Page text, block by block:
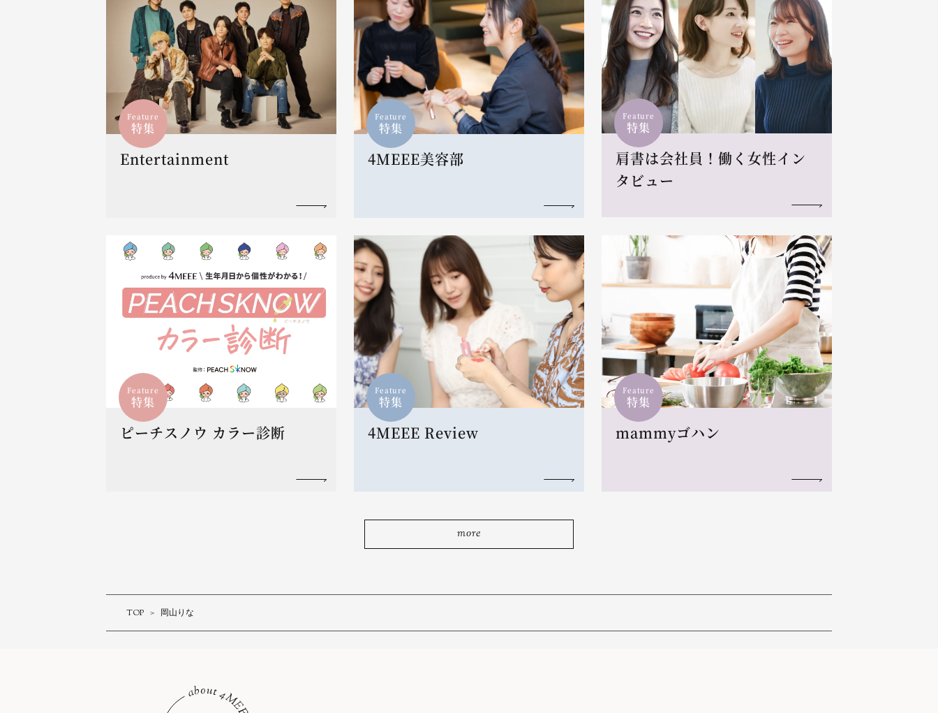
Feature
特集
Entertainment
Feature
特集
4MEEE美容部
Feature
特集
肩書は会社員！働く女性イン
タビュー
Feature
特集
ピーチスノウ カラー診断
Feature
特集
4MEEE Review
Feature
特集
mammyゴハン
more
TOP 岡山りな